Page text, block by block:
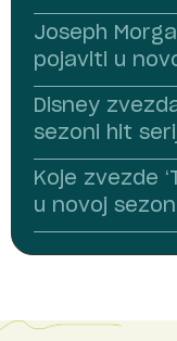
Joseph
pojaviti u
Disney
sezoni hit
Koje zvezde
u novoj